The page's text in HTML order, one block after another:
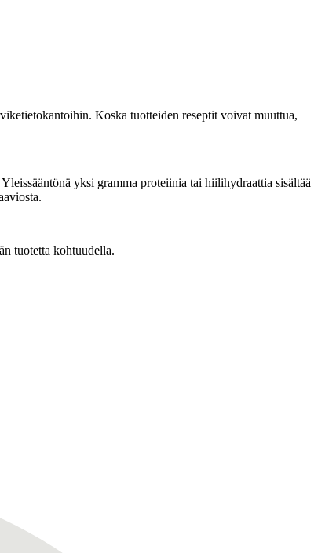
Koska tuotteiden reseptit voivat muuttua,
yksi gramma proteiinia tai hiilihydraattia sisältää
tuotetta kohtuudella.